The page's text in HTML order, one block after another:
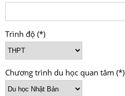
Trình độ (*)
Chương trình du học quan tâm (*)